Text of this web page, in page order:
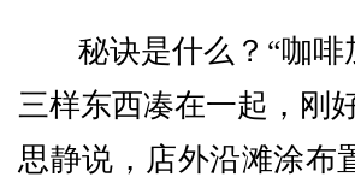
秘诀是什么？“咖
三样东西凑在一起，刚
思静说，店外沿滩涂布